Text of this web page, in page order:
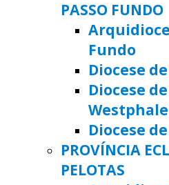
PASSO FUNDO
Fundo
Diocese
Diocese
Diocese
PROVÍNCIA
PELOTAS